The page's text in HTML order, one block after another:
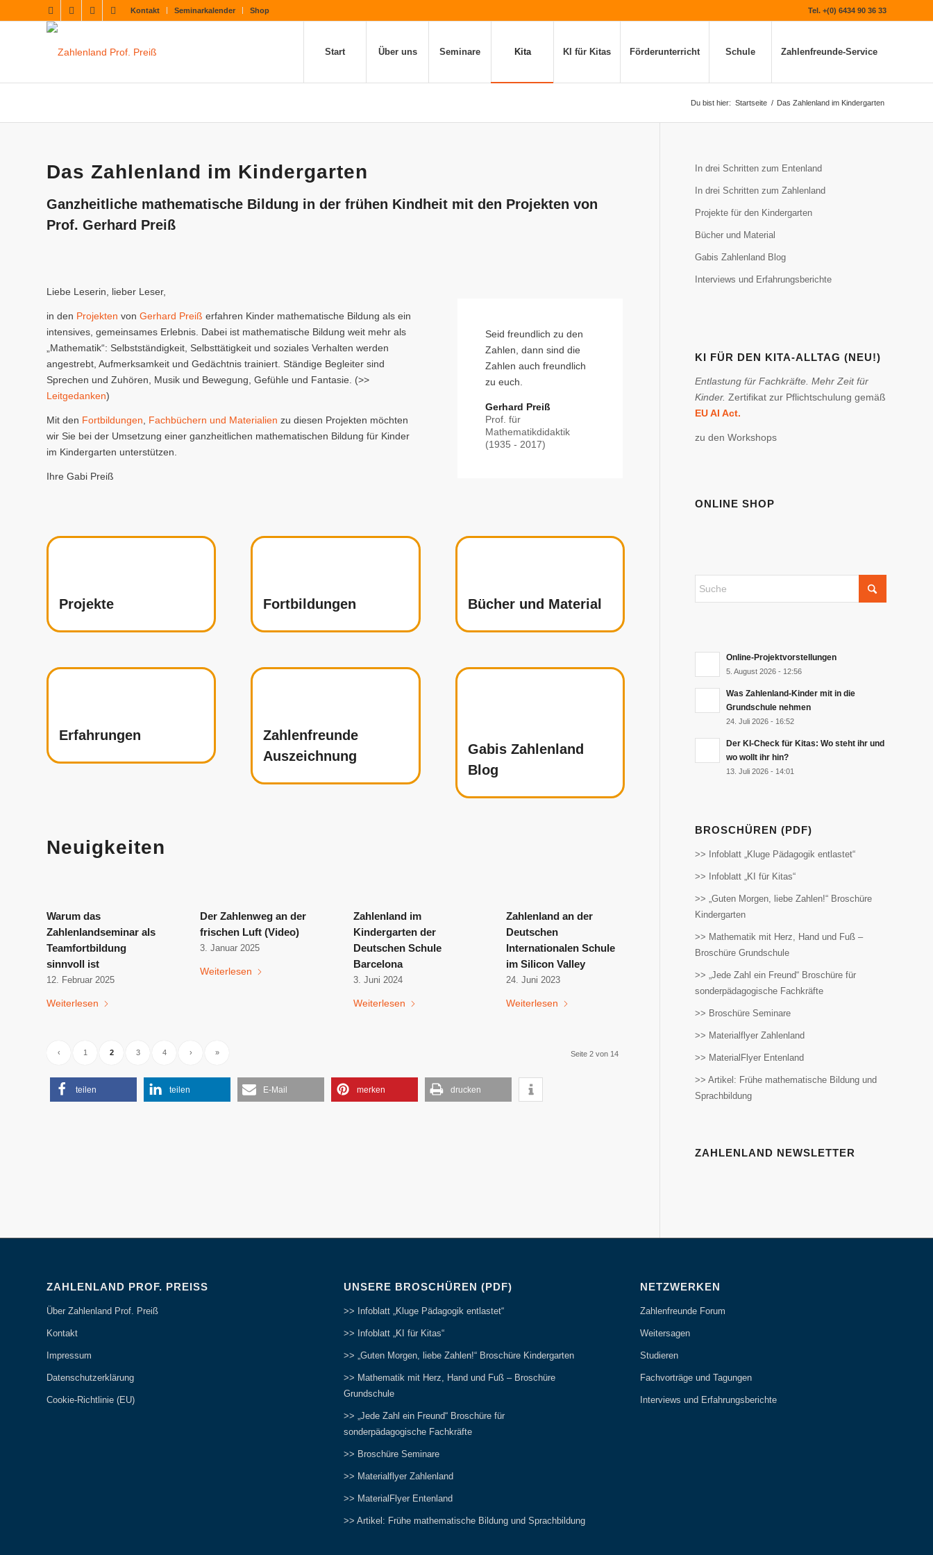
Kontakt Seminarkalender Shop Tel. +(0) 6434 90 36 33
Start Über uns Seminare Kita KI für Kitas Förderunterricht Schule Zahlenfreunde-Service
Du bist hier: Startseite / Das Zahlenland im Kindergarten
Das Zahlenland im Kindergarten
Ganzheitliche mathematische Bildung in der frühen Kindheit mit den Projekten von
Prof. Gerhard Preiß
Liebe Leserin, lieber Leser,
in den Projekten von Gerhard Preiß erfahren Kinder mathematische Bildung als ein
intensives, gemeinsames Erlebnis. Dabei ist mathematische Bildung weit mehr als
„Mathematik“: Selbstständigkeit, Selbsttätigkeit und soziales Verhalten werden
angestrebt, Aufmerksamkeit und Gedächtnis trainiert. Ständige Begleiter sind
Sprechen und Zuhören, Musik und Bewegung, Gefühle und Fantasie. (>>
Leitgedanken)
Mit den Fortbildungen Fachbüchern und Materialien zu diesen Projekten möchten
wir Sie bei der Umsetzung einer ganzheitlichen mathematischen Bildung für Kinder
im Kindergarten unterstützen.
Ihre Gabi Preiß
Seid freundlich zu den
Zahlen, dann sind die
Zahlen auch freundlich
zu euch.
Gerhard Preiß
Prof. für
Mathematikdidaktik
(1935 - 2017)
Projekte Fortbildungen Bücher und Material
Erfahrungen
Zahlenfreunde
Auszeichnung
Gabis Zahlenland
Blog
Neuigkeiten
Warum das
Zahlenlandseminar als
Teamfortbildung
sinnvoll ist
12. Februar 2025
Weiterlesen
Der Zahlenweg an der
frischen Luft (Video)
3. Januar 2025
Weiterlesen
Zahlenland im
Kindergarten der
Deutschen Schule
Barcelona
3. Juni 2024
Weiterlesen
Zahlenland an der
Deutschen
Internationalen Schule
im Silicon Valley
24. Juni 2023
Weiterlesen
Seite 2 von 14
‹ 1 2 3 4 › »
teilen teilen E-Mail merken drucken
In drei Schritten zum Entenland
In drei Schritten zum Zahlenland
Projekte für den Kindergarten
Bücher und Material
Gabis Zahlenland Blog
Interviews und Erfahrungsberichte
KI FÜR DEN KITA-ALLTAG (NEU!)
Entlastung für Fachkräfte. Mehr Zeit für
Kinder.Zertifikat zur Pflichtschulung gemäß
EU AI Act.
zu den Workshops
ONLINE SHOP
Online-Projektvorstellungen
5. August 2026 - 12:56
Was Zahlenland-Kinder mit in die
Grundschule nehmen
24. Juli 2026 - 16:52
Der KI-Check für Kitas: Wo steht ihr und
wo wollt ihr hin?
13. Juli 2026 - 14:01
BROSCHÜREN (PDF)
>> Infoblatt „Kluge Pädagogik entlastet“
>> Infoblatt „KI für Kitas“
>> „Guten Morgen, liebe Zahlen!“ Broschüre
Kindergarten
>> Mathematik mit Herz, Hand und Fuß –
Broschüre Grundschule
>> „Jede Zahl ein Freund“ Broschüre für
sonderpädagogische Fachkräfte
>> Broschüre Seminare
>> Materialflyer Zahlenland
>> MaterialFlyer Entenland
>> Artikel: Frühe mathematische Bildung und
Sprachbildung
ZAHLENLAND NEWSLETTER
ZAHLENLAND PROF. PREISS
Über Zahlenland Prof. Preiß
Kontakt
Impressum
Datenschutzerklärung
Cookie-Richtlinie (EU)
UNSERE BROSCHÜREN (PDF)
>> Infoblatt „Kluge Pädagogik entlastet“
>> Infoblatt „KI für Kitas“
>> „Guten Morgen, liebe Zahlen!“ Broschüre Kindergarten
>> Mathematik mit Herz, Hand und Fuß – Broschüre
Grundschule
>> „Jede Zahl ein Freund“ Broschüre für
sonderpädagogische Fachkräfte
>> Broschüre Seminare
>> Materialflyer Zahlenland
>> MaterialFlyer Entenland
>> Artikel: Frühe mathematische Bildung und Sprachbildung
NETZWERKEN
Zahlenfreunde Forum
Weitersagen
Studieren
Fachvorträge und Tagungen
Interviews und Erfahrungsberichte